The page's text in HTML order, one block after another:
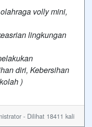
volly mini,
lingkungan
diri, Kebersihan
)
- Dilihat 18411 kali